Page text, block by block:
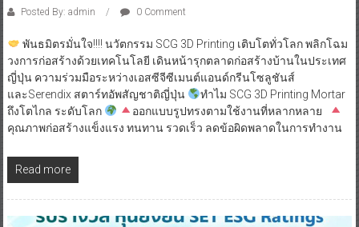
Posted By: admin 0 Comment
พันธมิตรมั่นใจ!!!! นวัตกรรม SCG 3D Printing เติบโตทั่วโลก พลิกโฉม
วงการก่อสร้างด้วยเทคโนโลยี เดินหน้ารุกตลาดก่อสร้างบ้านในประเทศ
ญี่ปุ่น ความร่วมมือระหว่างเอสซีจีซีเมนต์แอนด์กรีนโซลูชันส์
และSerendix สตาร์ทอัพสัญชาติญี่ปุ่น
ทำไม SCG 3D Printing Mortar
ถึงโตไกล ระดับโลก
ออกแบบรูปทรงตามใช้งานที่หลากหลาย
คุณภาพก่อสร้างแข็งแรง ทนทาน รวดเร็ว ลดข้อผิดพลาดในการทำงาน
Read more